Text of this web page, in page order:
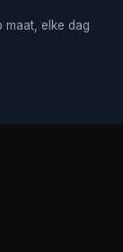
maat, elke dag